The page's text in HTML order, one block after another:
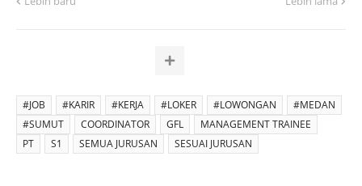
#JOB #KARIR #KERJA #LOKER #LOWONGAN
#MEDAN
#SUMUT
COORDINATOR GFL
MANAGEMENT TRAINEE
PT
S1 SEMUA JURUSAN SESUAI JURUSAN